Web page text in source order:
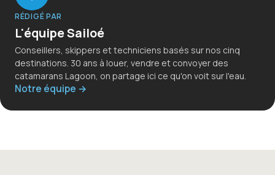
RÉDIGÉ PAR
L'équipe Sailoé
Conseillers, skippers et techniciens basés sur nos cinq
destinations. 30 ans à louer, vendre et convoyer des
catamarans Lagoon, on partage ici ce qu'on voit sur l'eau.
Notre équipe →